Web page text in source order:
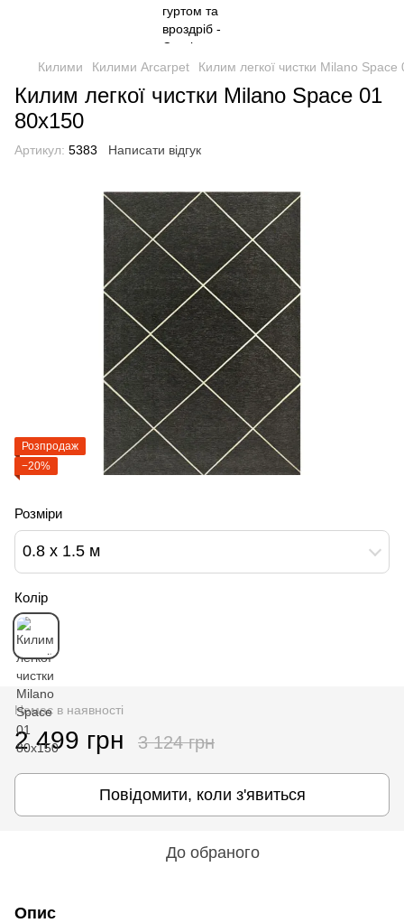
Килими Килими Arcarpet Килим легкої чистки Milano
Килим легкої чистки Milano Space 01
80x150
Артикул: 5383 Написати відгук
Розпродаж
−20%
Розміри
0.8 х 1.5 м
Колір
Немає в наявності
2 499 грн 3 124 грн
Повідомити, коли з'явиться
До обраного
Опис